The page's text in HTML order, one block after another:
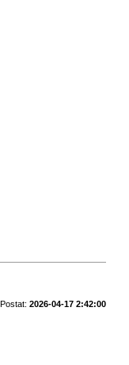
Postat: 2026-04-17 2:42:00